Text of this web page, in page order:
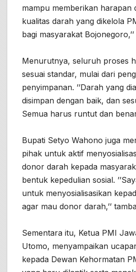
mampu memberikan harapan
kualitas darah yang dikelola
bagi masyarakat
Menurutnya, seluruh proses
sesuai standar, mulai dari
penyimpanan. ’’Darah yang
disimpan dengan baik, dan
Semua harus runtut dan
Bupati Setyo Wahono juga
pihak untuk aktif
donor darah kepada
bentuk kepedulian sosial.
untuk menyosialisasikan
agar mau donor darah,’’
Sementara itu, Ketua PMI
Utomo, menyampaikan
kepada Dewan Kehormatan